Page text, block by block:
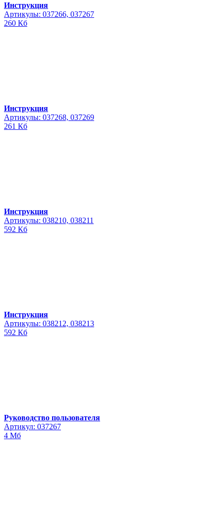
Инструкция
Артикулы: 037266, 037267
260 Кб
Инструкция
Артикулы: 037268, 037269
261 Кб
Инструкция
Артикулы: 038210, 038211
592 Кб
Инструкция
Артикулы: 038212, 038213
592 Кб
Руководство пользователя
Артикул: 037267
4 Мб